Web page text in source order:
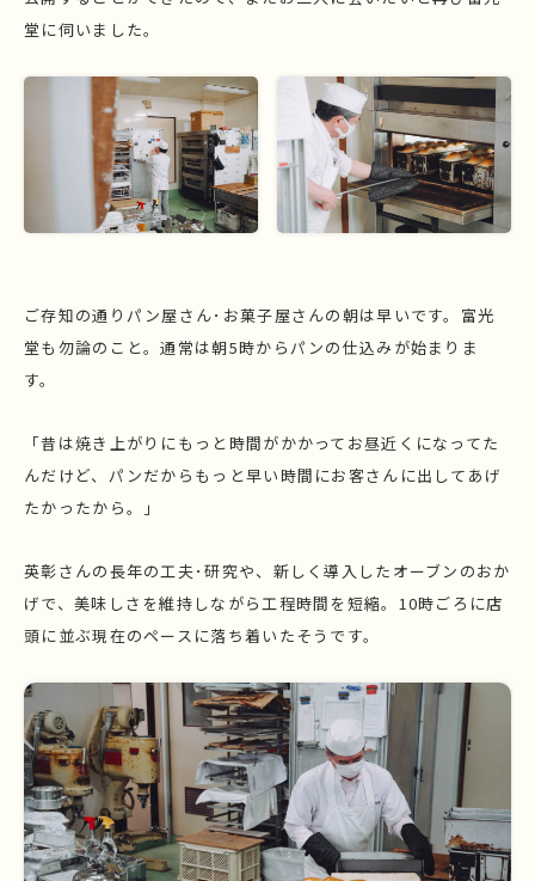
堂に伺いました。
ご存知の通りパン屋さん･お菓子屋さんの朝は早いです。富光
堂も勿論のこと。通常は朝5時からパンの仕込みが始まりま
す。
「昔は焼き上がりにもっと時間がかかってお昼近くになってた
んだけど、パンだからもっと早い時間にお客さんに出してあげ
たかったから。」
英彰さんの長年の工夫･研究や、新しく導入したオーブンのおか
げで、美味しさを維持しながら工程時間を短縮。10時ごろに店
頭に並ぶ現在のペースに落ち着いたそうです。